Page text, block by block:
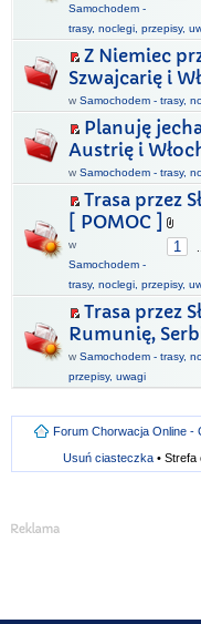
Samochodem -
trasy, noclegi, przepisy,
Z Niemiec
Szwajcarię i
w Samochodem - trasy,
Planuję
Austrię i
w Samochodem - trasy,
Trasa przez
[ POMOC ]
1
w
Samochodem -
trasy, noclegi, przepisy,
Trasa przez
Rumunię,
w Samochodem - trasy,
przepisy, uwagi
Forum Chorwacja Online -
Usuń ciasteczka •